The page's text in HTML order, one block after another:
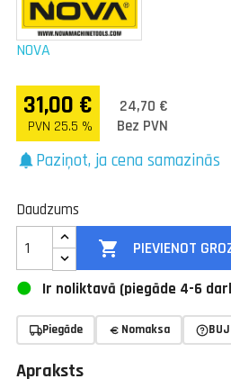
NOVA
31,00 €
PVN 25.5 %
24,70 €
Bez PVN
notificationsPaziņot, ja cena samazinās
Daudzums
 PIEVIENOT
Ir noliktavā (piegāde 4-6
Piegāde Nomaksa BUJ
Apraksts